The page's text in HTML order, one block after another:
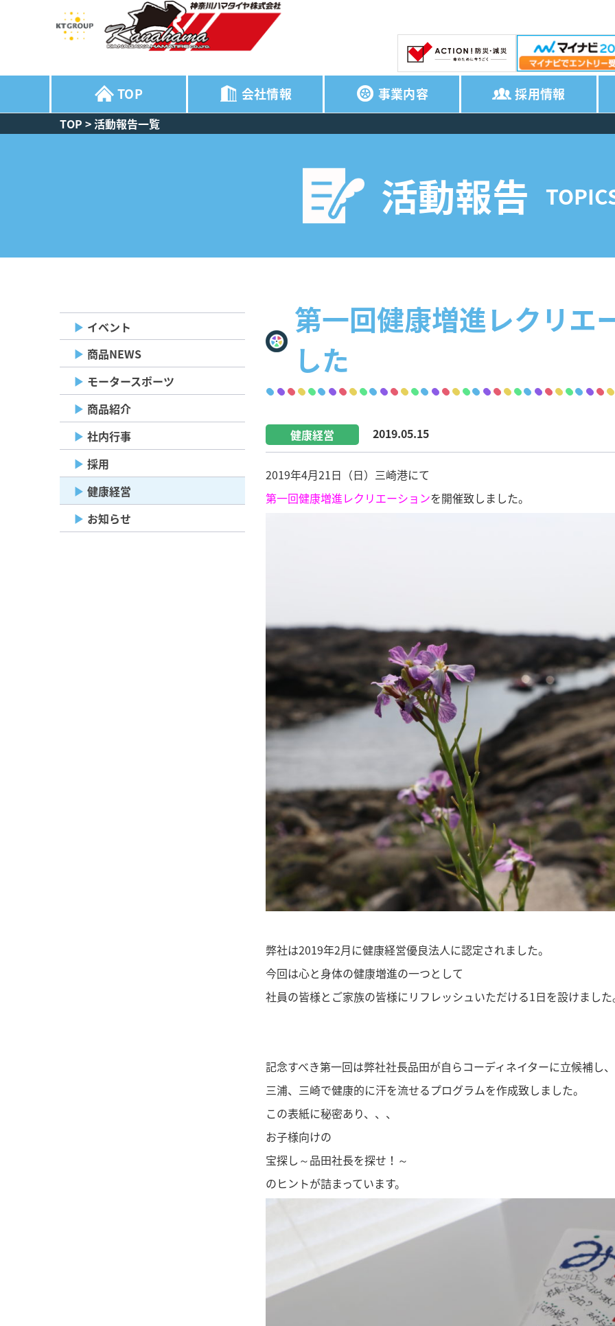
TOP 会社情報 事業内容 採用情報
TOP >活動報告一覧
活動報告
イベント
商品NEWS
モータースポーツ
商品紹介
社内行事
採用
健康経営
お知らせ
第一回健康増進レクリエ
した
健康経営 2019.05.15
2019年4月21日（日）三崎港にて
第一回健康増進レクリエーションを開催致しました。
弊社は2019年2月に健康経営優良法人に認定されました。
今回は心と身体の健康増進の一つとして
社員の皆様とご家族の皆様にリフレッシュいただける1日を設けまし
記念すべき第一回は弊社社長品田が自らコーディネイターに立候補し、
三浦、三崎で健康的に汗を流せるプログラムを作成致しました。
この表紙に秘密あり、、、
お子様向けの
宝探し～品田社長を探せ！～
のヒントが詰まっています。